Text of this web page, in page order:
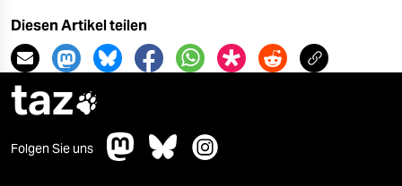
Diesen Artikel teilen
taz
Folgen Sie uns